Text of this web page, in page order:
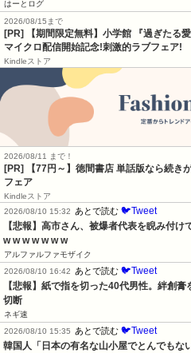
はーとログ
2026/08/15まで
[PR] 【期間限定無料】小学館 『過ぎたる
マイクロ配信開始記念!刺激的ラブフェア!
Kindleストア
2026/08/11 まで！
[PR] 【77円～】徳間書店 単話版なら続き
フェア
Kindleストア
2026/08/10 15:32
あとで読む 🐦Tweet
【悲報】高市さん、被爆者代表を睨み付
w w w w w w w
アルファルファモザイク
2026/08/10 16:42
あとで読む 🐦Tweet
【悲報】紙で指を切った40代男性。絆創
切断
ネギ速
2026/08/10 15:35
あとで読む 🐦Tweet
韓国人「日本の有名な山小屋でとんでも